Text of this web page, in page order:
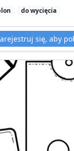
do wycięcia
się, aby